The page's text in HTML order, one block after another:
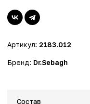
• Гиалуроновая
• Инновационное
трипептид-1
коллагена.
• Гликопротеин
• Экстракт семян
Артикул: 2183.012
Бренд: Dr.Sebagh
Состав